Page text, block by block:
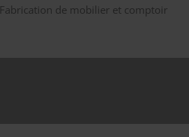
Fabrication de mobilier et comptoir